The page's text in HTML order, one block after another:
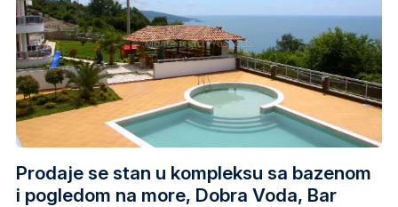
Prodaje se stan u kompleksu sa bazenom
i pogledom na more, Dobra Voda, Bar